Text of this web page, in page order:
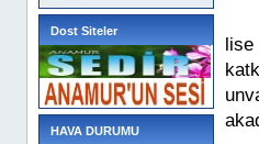
Dost Siteler
HAVA DURUMU
lise